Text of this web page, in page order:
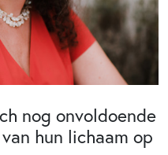
nog onvoldoende
hun lichaam op